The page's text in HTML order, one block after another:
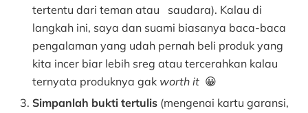
tertentu dari teman atau saudara). Kalau di
langkah ini, saya dan suami biasanya baca-baca
pengalaman yang udah pernah beli produk yang
kita incer biar lebih sreg atau tercerahkan kalau
ternyata produknya gak worth it 😀
Simpanlah bukti tertulis (mengenai kartu garansi,